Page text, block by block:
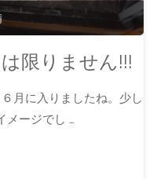
限りません!!!
月に入りましたね。少し
メージでし …